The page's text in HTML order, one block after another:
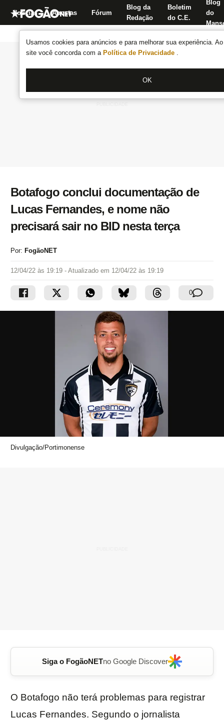
Usamos cookies para anúncios e para melhorar sua experiência.
site você concorda com a Política de Privacidade .
OK
Notícias Apostas Fórum
Blog da
Redação
Boletim
do C.E.
Blog
do
Botafogo conclui documentação de
Lucas Fernandes, e nome não
precisará sair no BID nesta terça
Por: FogãoNET
12/04/22 às 19:19 - Atualizado em 12/04/22 às 19:19
0
Divulgação/Portimonense
Siga o FogãoNETno Google Discover
O Botafogo não terá problemas para registrar
Lucas Fernandes. Segundo o jornalista